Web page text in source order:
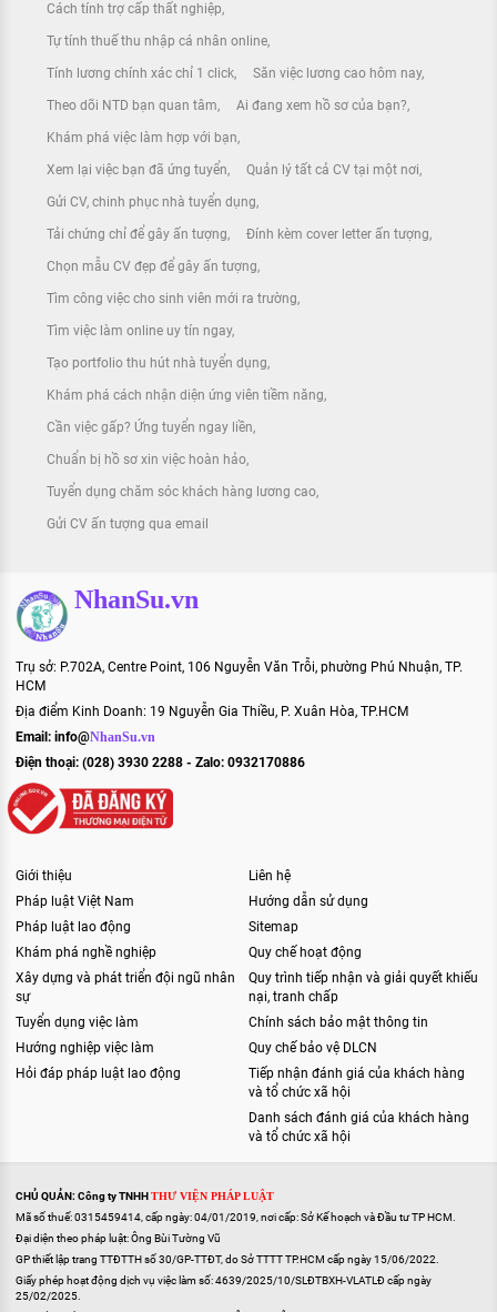
Cách tính trợ cấp thất nghiệp
Tự tính thuế thu nhập cá nhân online
Tính lương chính xác chỉ 1 click Săn việc lương cao hôm nay
Theo dõi NTD bạn quan tâm Ai đang xem hồ sơ của bạn?
Khám phá việc làm hợp với bạn
Xem lại việc bạn đã ứng tuyển Quản lý tất cả CV tại một nơi
Gửi CV, chinh phục nhà tuyển dụng
Tải chứng chỉ để gây ấn tượng Đính kèm cover letter ấn tượng
Chọn mẫu CV đẹp để gây ấn tượng
Tìm công việc cho sinh viên mới ra trường
Tìm việc làm online uy tín ngay
Tạo portfolio thu hút nhà tuyển dụng
Khám phá cách nhận diện ứng viên tiềm năng
Cần việc gấp? Ứng tuyển ngay liền
Chuẩn bị hồ sơ xin việc hoàn hảo
Tuyển dụng chăm sóc khách hàng lương cao
Gửi CV ấn tượng qua email
NhanSu.vn
Trụ sở: P.702A, Centre Point, 106 Nguyễn Văn Trỗi, phường Phú Nhuận, TP.
HCM
Địa điểm Kinh Doanh: 19 Nguyễn Gia Thiều, P. Xuân Hòa, TP.HCM
Email: info@NhanSu.vn
Điện thoại: (028) 3930 2288 - Zalo: 0932170886
Giới thiệu
Pháp luật Việt Nam
Pháp luật lao động
Khám phá nghề nghiệp
Xây dựng và phát triển đội ngũ nhân
sự
Tuyển dụng việc làm
Hướng nghiệp việc làm
Hỏi đáp pháp luật lao động
Liên hệ
Hướng dẫn sử dụng
Sitemap
Quy chế hoạt động
Quy trình tiếp nhận và giải quyết khiếu
nại, tranh chấp
Chính sách bảo mật thông tin
Quy chế bảo vệ DLCN
Tiếp nhận đánh giá của khách hàng
và tổ chức xã hội
Danh sách đánh giá của khách hàng
và tổ chức xã hội
CHỦ QUẢN: Công ty TNHHTHƯ VIỆN PHÁP LUẬT
Mã số thuế: 0315459414, cấp ngày: 04/01/2019, nơi cấp: Sở Kế hoạch và Đầu tư TP HCM.
Đại diện theo pháp luật: Ông Bùi Tường Vũ
GP thiết lập trang TTĐTTH số 30/GP-TTĐT, do Sở TTTT TP.HCM cấp ngày 15/06/2022.
Giấy phép hoạt động dịch vụ việc làm số: 4639/2025/10/SLĐTBXH-VLATLĐ cấp ngày
25/02/2025.